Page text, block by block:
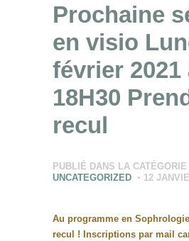
Prochaine
en visio
février 2021
18H30
recul
PUBLIÉ DANS LA CATÉGORIE
UNCATEGORIZED
12
Au programme en
recul ! Inscriptions par mail